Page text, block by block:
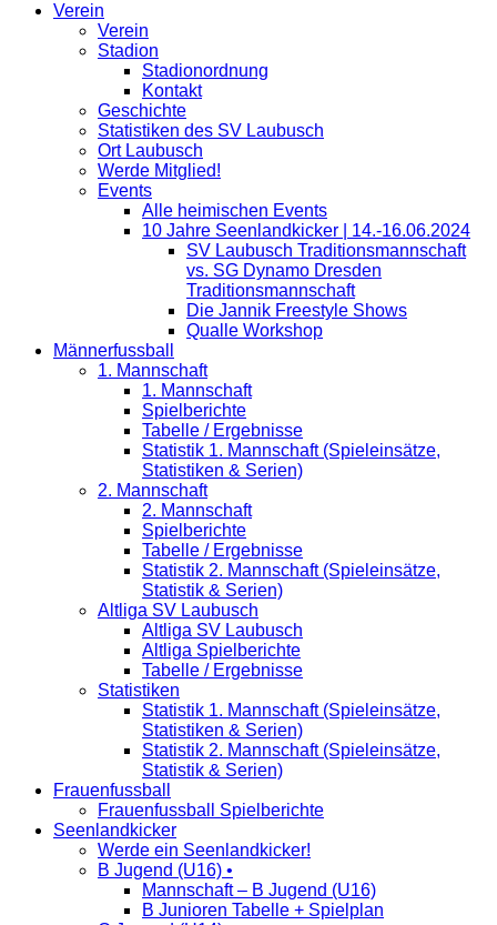
Verein
Verein
Stadion
Stadionordnung
Kontakt
Geschichte
Statistiken des SV Laubusch
Ort Laubusch
Werde Mitglied!
Events
Alle heimischen Events
10 Jahre Seenlandkicker | 14.-16.06.2024
SV Laubusch Traditionsmannschaft
vs. SG Dynamo Dresden
Traditionsmannschaft
Die Jannik Freestyle Shows
Qualle Workshop
Männerfussball
1. Mannschaft
1. Mannschaft
Spielberichte
Tabelle / Ergebnisse
Statistik 1. Mannschaft (Spieleinsätze,
Statistiken & Serien)
2. Mannschaft
2. Mannschaft
Spielberichte
Tabelle / Ergebnisse
Statistik 2. Mannschaft (Spieleinsätze,
Statistik & Serien)
Altliga SV Laubusch
Altliga SV Laubusch
Altliga Spielberichte
Tabelle / Ergebnisse
Statistiken
Statistik 1. Mannschaft (Spieleinsätze,
Statistiken & Serien)
Statistik 2. Mannschaft (Spieleinsätze,
Statistik & Serien)
Frauenfussball
Frauenfussball Spielberichte
Seenlandkicker
Werde ein Seenlandkicker!
B Jugend (U16) •
Mannschaft – B Jugend (U16)
B Junioren Tabelle + Spielplan